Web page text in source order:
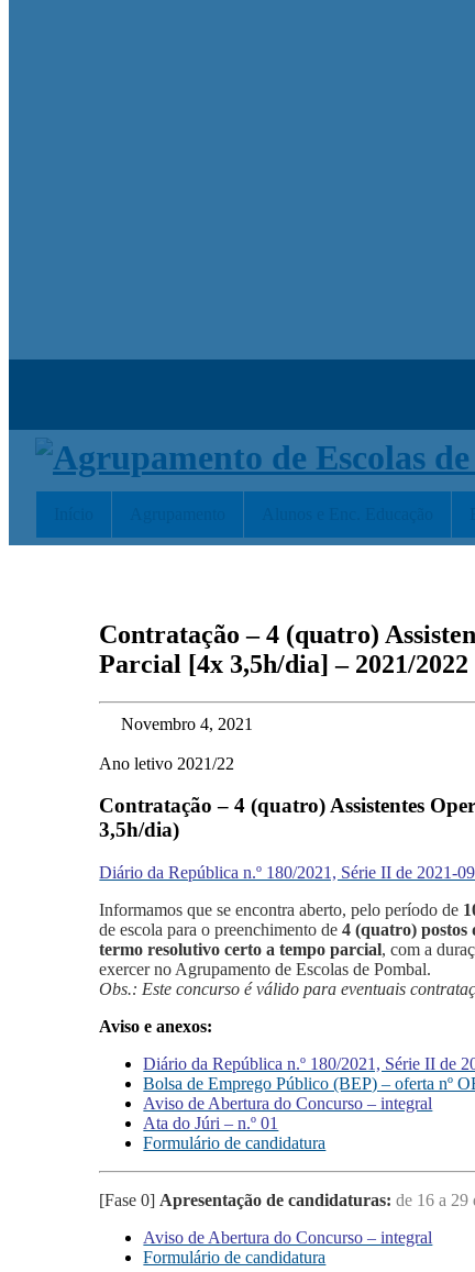
Contratação – 4 (quatro)
Parcial [4x 3,5h/dia] – 2021/2022
Novembro 4, 2021
Ano letivo 2021/22
Contratação – 4 (quatro)Assistentes
3,5h/dia)
Diário da República n.º 180/2021, Série II de 2021-
Informamos que se encontra aberto, pelo período de
de escola para o preenchimento de4 (quatro) postos
termo resolutivo certo a tempo parcial, com a
exercer no Agrupamento de Escolas de Pombal.
Obs.: Este concurso é válido para eventuais
Aviso e anexos:
Diário da República n.º 180/2021, Série II de
Bolsa de Emprego Público (BEP) – oferta nº
Aviso de Abertura do Concurso – integral
Ata do Júri – n.º 01
Formulário de candidatura
[Fase 0] Apresentação de candidaturas:de 16 a 29
Aviso de Abertura do Concurso – integral
Formulário de candidatura